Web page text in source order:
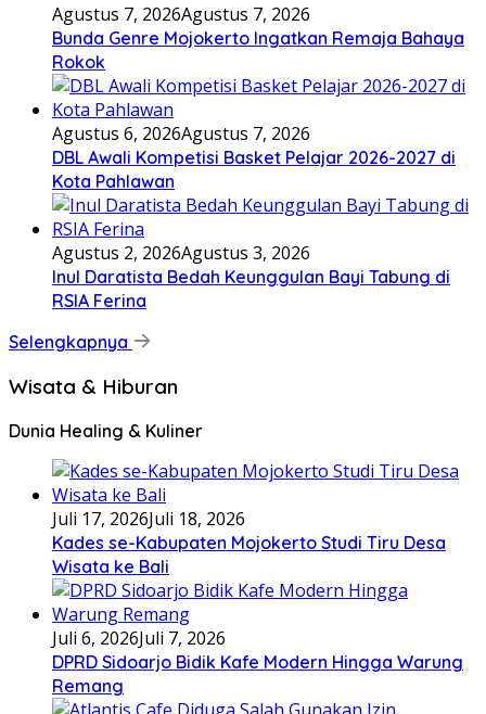
Agustus 7, 2026Agustus 7, 2026
Bunda Genre Mojokerto Ingatkan Remaja Bahaya
Rokok
Agustus 6, 2026Agustus 7, 2026
DBL Awali Kompetisi Basket Pelajar 2026-2027 di
Kota Pahlawan
Agustus 2, 2026Agustus 3, 2026
Inul Daratista Bedah Keunggulan Bayi Tabung di
RSIA Ferina
Selengkapnya
Wisata & Hiburan
Dunia Healing & Kuliner
Juli 17, 2026Juli 18, 2026
Kades se-Kabupaten Mojokerto Studi Tiru Desa
Wisata ke Bali
Juli 6, 2026Juli 7, 2026
DPRD Sidoarjo Bidik Kafe Modern Hingga Warung
Remang